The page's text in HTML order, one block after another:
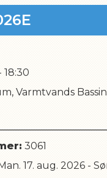
18:30
Varmtvands
3061
17. aug. 2026-